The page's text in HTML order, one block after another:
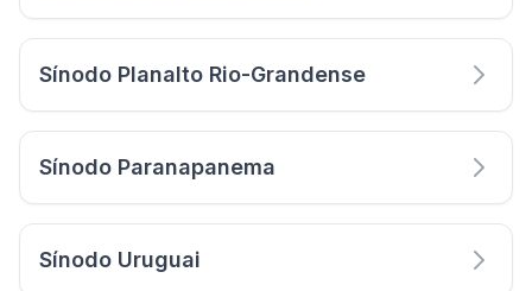
Sínodo Planalto Rio-Grandense
Sínodo Paranapanema
Sínodo Uruguai